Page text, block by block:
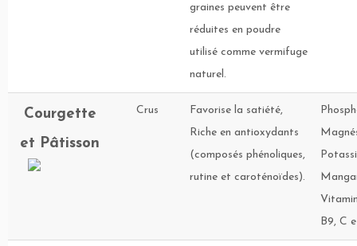
graines peuvent être
réduites en poudre
utilisé comme vermifuge
naturel.
Courgette
et Pâtisson
Crus
Favorise la satiété,
Riche en antioxydants
(composés phénoliques,
rutine et caroténoïdes).
B9, C